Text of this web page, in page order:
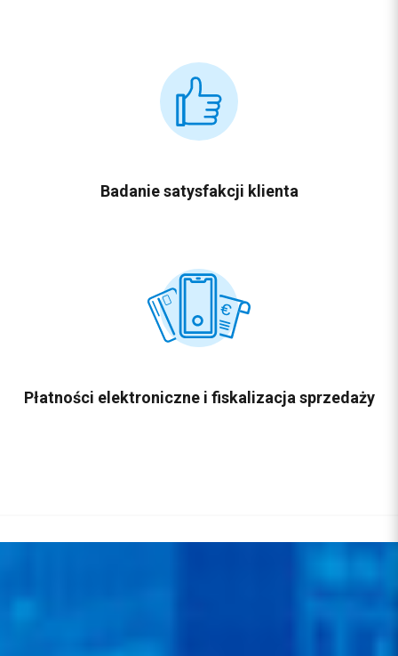
Badaniesatysfakcji klienta
Płatności elektroniczne i fiskalizacja sprzedaży